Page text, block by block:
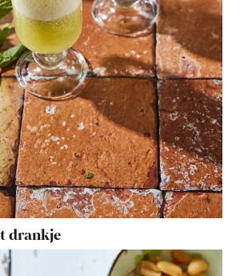
drankje